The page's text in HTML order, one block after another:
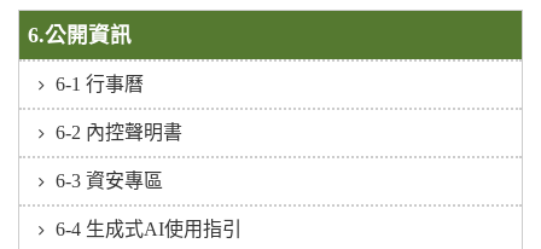
6.公開資訊
6-1 行事曆
6-2 內控聲明書
6-3 資安專區
6-4 生成式AI使用指引